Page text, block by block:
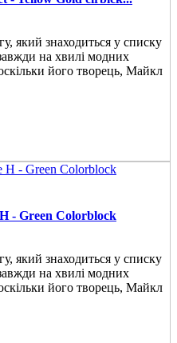
який знаходиться у списку
на хвилі модних
його творець, Майкл
- Green Colorblock
який знаходиться у списку
на хвилі модних
його творець, Майкл